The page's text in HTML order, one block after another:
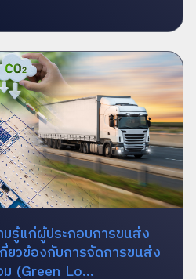
มรู้แก่ผู้ประกอบการขนส่ง
ยวข้องกับการจัดการขนส่ง
(Green Lo...